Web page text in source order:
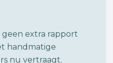
geen extra rapport
handmatige
nu vertraagt.